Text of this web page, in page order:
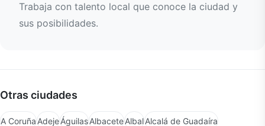
Trabaja con talento local que conoce la ciudad y
sus posibilidades.
Otras ciudades
A CoruñaAdejeÁguilasAlbaceteAlbalAlcalá de Guadaíra